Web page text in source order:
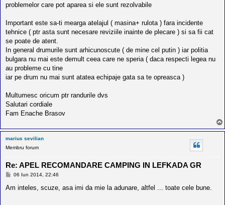
problemelor care pot aparea si ele sunt rezolvabile
Important este sa-ti mearga atelajul ( masina+ rulota ) fara incidente
tehnice ( ptr asta sunt necesare reviziile inainte de plecare ) si sa fii cat
se poate de atent.
In general drumurile sunt arhicunoscute ( de mine cel putin ) iar politia
bulgara nu mai este demult ceea care ne speria ( daca respecti legea nu
au probleme cu tine
iar pe drum nu mai sunt atatea echipaje gata sa te opreasca )
Multumesc oricum ptr randurile dvs
Salutari cordiale
Fam Enache Brasov
marius sevilian
Membru forum
Re: APEL RECOMANDARE CAMPING IN LEFKADA GR
M
s
06 Iun 2014, 22:46
Am inteles, scuze, asa imi da mie la adunare, altfel ... toate cele bune.